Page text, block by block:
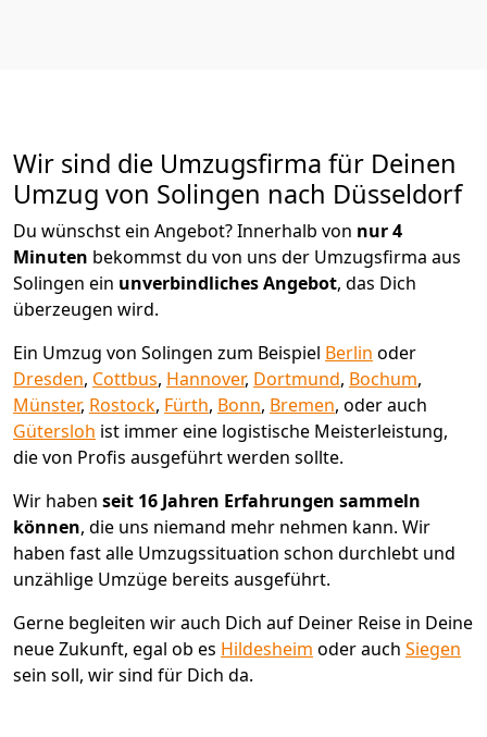
Wir sind die Umzugsfirma für Deinen
Umzug von Solingen nach Düsseldorf
Du wünschst ein Angebot? Innerhalb von nur 4
Minuten bekommst du von uns der Umzugsfirma aus
Solingen ein unverbindliches Angebot, das Dich
überzeugen wird.
Ein Umzug von Solingen zum Beispiel Berlin oder
Dresden, Cottbus, Hannover, Dortmund, Bochum,
Münster, Rostock, Fürth, Bonn, Bremen, oder auch
Gütersloh ist immer eine logistische Meisterleistung,
die von Profis ausgeführt werden sollte.
Wir haben seit 16 Jahren Erfahrungen sammeln
können, die uns niemand mehr nehmen kann. Wir
haben fast alle Umzugssituation schon durchlebt und
unzählige Umzüge bereits ausgeführt.
Gerne begleiten wir auch Dich auf Deiner Reise in Deine
neue Zukunft, egal ob es Hildesheim oder auch Siegen
sein soll, wir sind für Dich da.